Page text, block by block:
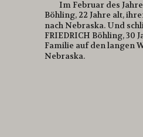
Im Februar des
Böhling, 22 Jahre alt,
nach Nebraska. Und
FRIEDRICH Böhling, 30
Familie auf den langen
Nebraska.